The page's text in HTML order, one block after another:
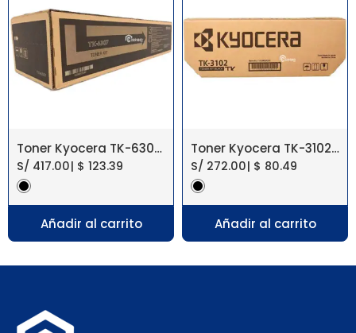
Toner Kyocera TK-6307 Taskalfa 3500/4500
S/ 417.00| $ 123.39
Añadir al carrito
Toner Kyocera TK-3102 FS-2100DN 12500 PAG
S/ 272.00| $ 80.49
Añadir al carrito